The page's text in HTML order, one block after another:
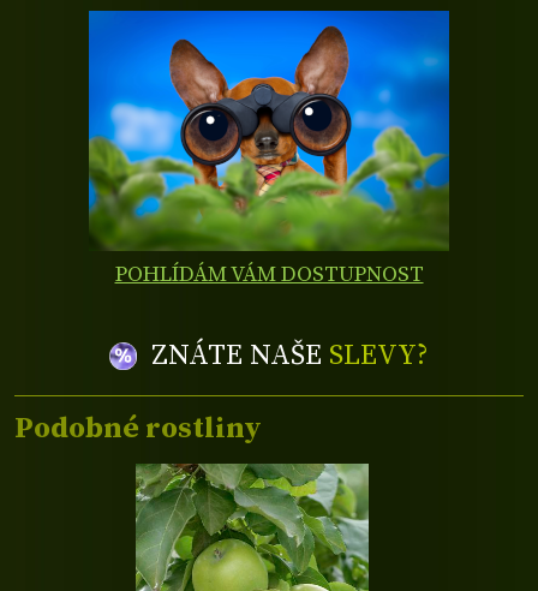
POHLÍDÁM VÁM DOSTUPNOST
ZNÁTE NAŠE SLEVY?
Podobné rostliny